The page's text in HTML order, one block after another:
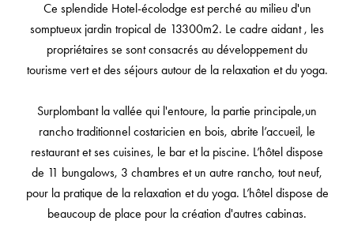
Ce splendide Hotel-écolodge est perché au milieu d'un
somptueux jardin tropical de 13300m2. Le cadre aidant , les
propriétaires se sont consacrés au développement du
tourisme vert et des séjours autour de la relaxation et du yoga.
Surplombant la vallée qui l'entoure, la partie principale,un
rancho traditionnel costaricien en bois, abrite l’accueil, le
restaurant et ses cuisines, le bar et la piscine. L’hôtel dispose
de 11 bungalows, 3 chambres et un autre rancho, tout neuf,
pour la pratique de la relaxation et du yoga. L’hôtel dispose de
beaucoup de place pour la création d'autres cabinas.